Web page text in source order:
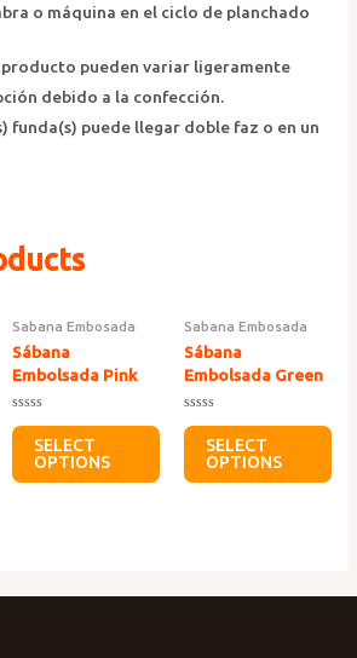
o máquina en el ciclo de planchado
producto pueden variar ligeramente
debido a la confección.
funda(s) puede llegar doble faz o en un
Sabana Embosada
Sábana
Embolsada Pink
Rated
0
5
SELECT
OPTIONS
Sabana Embosada
Sábana
Embolsada Green
Rated
0
5
SELECT
OPTIONS